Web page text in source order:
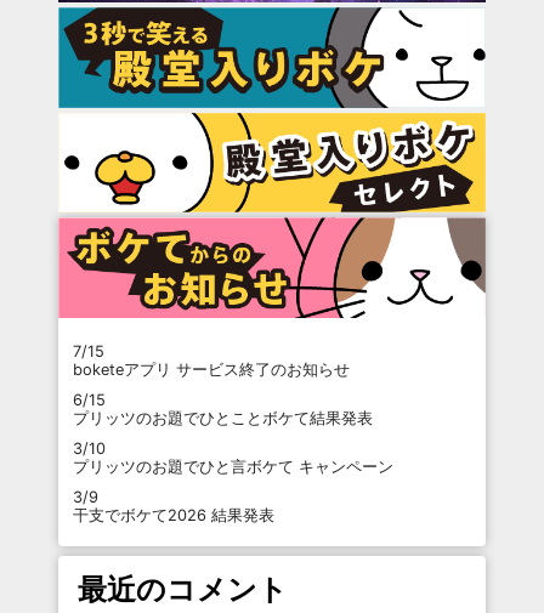
7/15
boketeアプリ サービス終了のお知らせ
6/15
プリッツのお題でひとことボケて結果発表
3/10
プリッツのお題でひと言ボケて キャンペーン
3/9
干支でボケて2026 結果発表
最近のコメント